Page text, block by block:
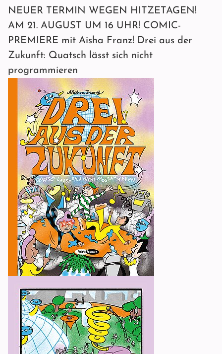
NEUER TERMIN WEGEN HITZETAGEN!
AM 21. AUGUST UM 16 UHR! COMIC-
PREMIERE mit Aisha Franz! Drei aus der
Zukunft: Quatsch lässt sich nicht
programmieren